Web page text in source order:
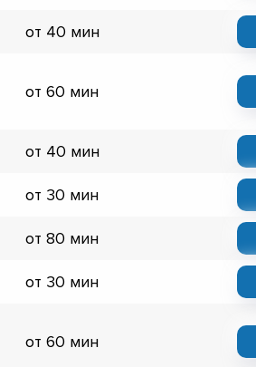
от 40 мин
от 60 мин
от 40 мин
от 30 мин
от 80 мин
от 30 мин
от 60 мин